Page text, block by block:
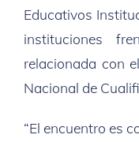
Educativos
instituciones
relacionada con
Nacional de
“El encuentro es